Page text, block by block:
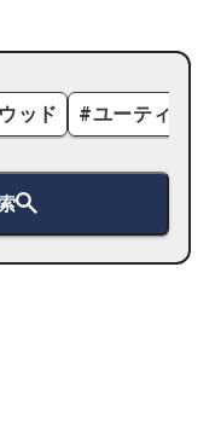
ッド #ユーティリ